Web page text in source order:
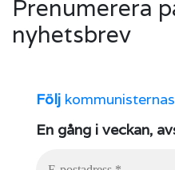
Prenumerera
nyhetsbrev
Följ
En gång i veckan,